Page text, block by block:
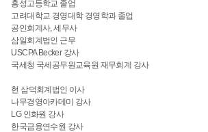
홍성고등학교 졸업
고려대학교 경영대학 경영학과 졸업
공인회계사, 세무사
삼일회계법인 근무
USCPA Becker 강사
국세청 국세공무원교육원 재무회계 강사
현 삼덕회계법인 이사
나무경영아카데미 강사
LG 인화원 강사
한국금융연수원 강사